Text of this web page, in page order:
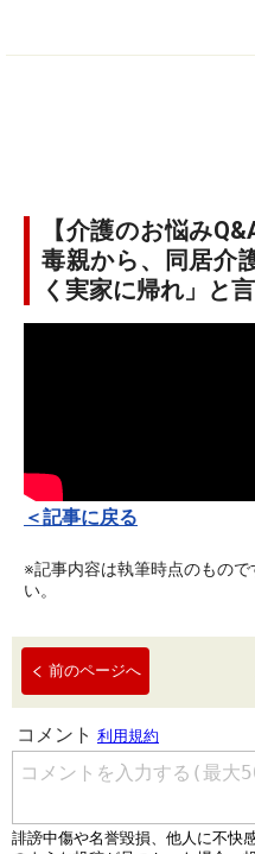
【介護のお悩み
毒親から、同居介
く実家に帰れ」と
＜記事に戻る
※記事内容は執筆時点のもの
い。
前のページへ